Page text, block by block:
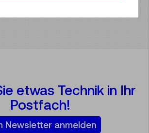
etwas Technik in Ihr
Postfach!
Newsletter anmelden